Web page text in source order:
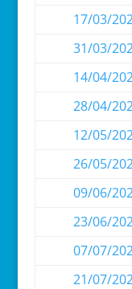
17/03/
31/03/
14/04/
28/04/
12/05/
26/05/
09/06/
23/06/
07/07/
21/07/